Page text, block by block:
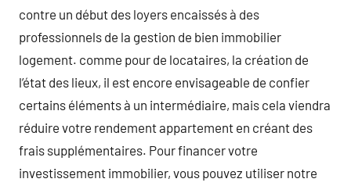
contre un début des loyers encaissés à des
professionnels de la gestion de bien immobilier
logement. comme pour de locataires, la création de
l’état des lieux, il est encore envisageable de confier
certains éléments à un intermédiaire, mais cela viendra
réduire votre rendement appartement en créant des
frais supplémentaires. Pour financer votre
investissement immobilier, vous pouvez utiliser notre